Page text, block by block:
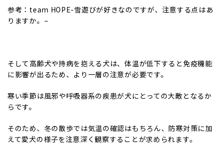
参考：team HOPE-雪遊びが好きなのですが、注意する点はあ
りますか。 –
そして高齢犬や持病を抱える犬は、体温が低下すると免疫機能
に影響が出るため、より一層の注意が必要です。
寒い季節は風邪や呼吸器系の疾患が犬にとっての大敵となるか
らです。
そのため、冬の散歩では気温の確認はもちろん、防寒対策に加
えて愛犬の様子を注意深く観察することが求められます。